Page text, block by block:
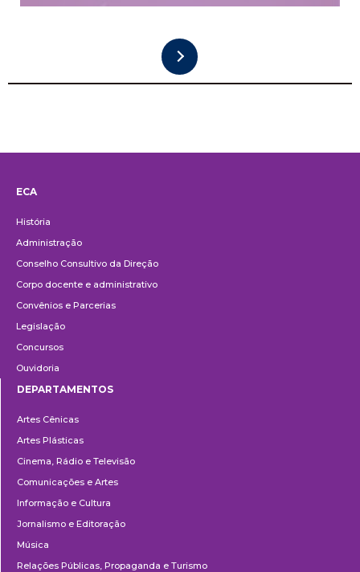
ECA
História
Administração
Conselho Consultivo da Direção
Corpo docente e administrativo
Convênios e Parcerias
Legislação
Concursos
Ouvidoria
DEPARTAMENTOS
Artes Cênicas
Artes Plásticas
Cinema, Rádio e Televisão
Comunicações e Artes
Informação e Cultura
Jornalismo e Editoração
Música
Relações Públicas, Propaganda e Turismo